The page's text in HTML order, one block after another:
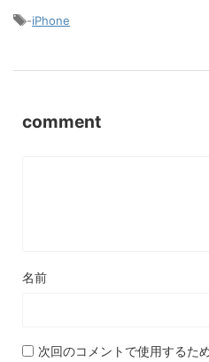
-iPhone
comment
名前
次回のコメントで使用するた